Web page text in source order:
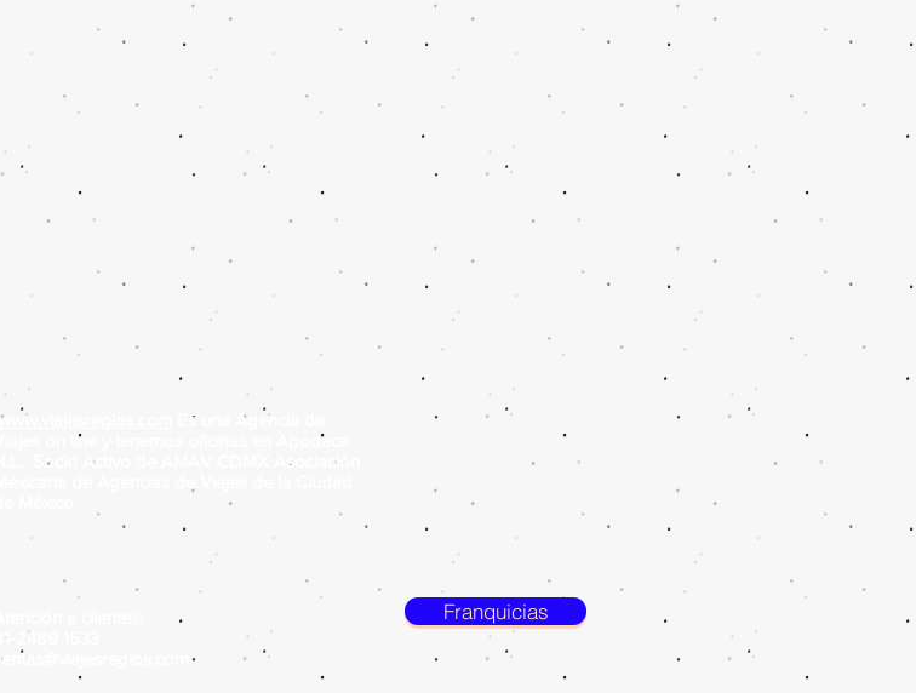
www.viajesregios.com
Es una Agencia de
Viajes on line y tenemos oficinas en Apodaca
N.L. Socio Activo de AMAV CDMX Asociación
81-2489 1533
ventas@viajesregios.com
Franquicias